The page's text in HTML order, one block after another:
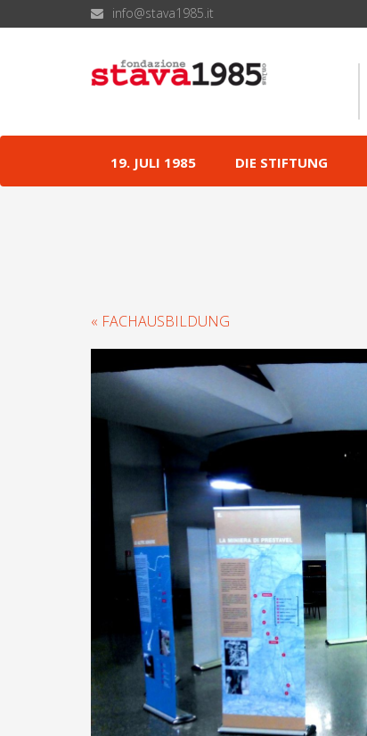
info@stava1985.it
19. JULI 1985 DIE STIFTUNG
« FACHAUSBILDUNG